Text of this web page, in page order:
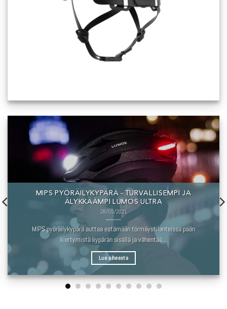
MIPS PYÖRÄILYKYPÄRÄ – TURVALLISEMPI JA
ÄLYKKÄÄMPI LUMOS ULTRA
28/09/2021
MIPS pyöräilykypärä auttaa estämään törmäystilanteissa pään
kiertymistä kypärän sisällä ja vähentää...
Lue aiheesta